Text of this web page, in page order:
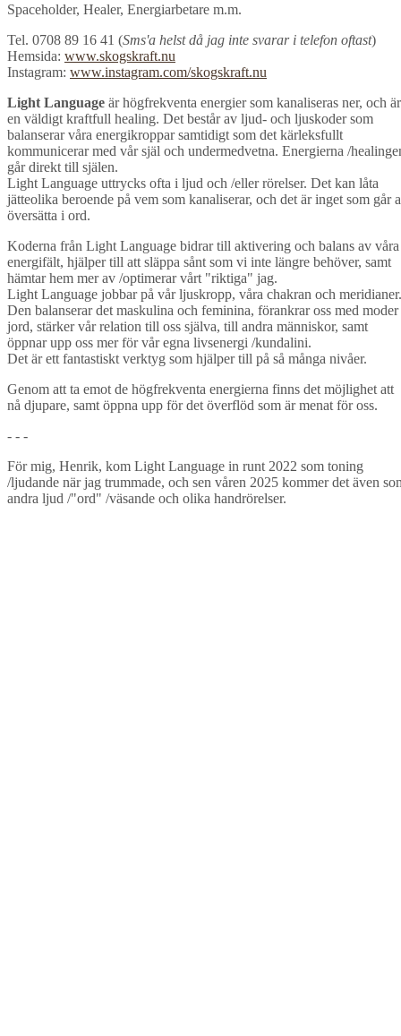
Spaceholder, Healer, Energiarbetare m.m.
Tel. 0708 89 16 41 (Sms'a helst då jag inte svarar i telefon oftast)
Hemsida: www.skogskraft.nu
Instagram: www.instagram.com/skogskraft.nu
Light Language är högfrekventa energier som kanaliseras ner, och är
en väldigt kraftfull healing. Det består av ljud- och ljuskoder som
balanserar våra energikroppar samtidigt som det kärleksfullt
kommunicerar med vår själ och undermedvetna. Energierna /
går direkt till själen.
Light Language uttrycks ofta i ljud och /eller rörelser. Det kan låta
jätteolika beroende på vem som kanaliserar, och det är inget som går
översätta i ord.
Koderna från Light Language bidrar till aktivering och balans av våra
energifält, hjälper till att släppa sånt som vi inte längre behöver, samt
hämtar hem mer av /optimerar vårt "riktiga" jag.
Light Language jobbar på vår ljuskropp, våra chakran och meridianer.
Den balanserar det maskulina och feminina, förankrar oss med moder
jord, stärker vår relation till oss själva, till andra människor, samt
öppnar upp oss mer för vår egna livsenergi /kundalini.
Det är ett fantastiskt verktyg som hjälper till på så många nivåer.
Genom att ta emot de högfrekventa energierna finns det möjlighet att
nå djupare, samt öppna upp för det överflöd som är menat för oss.
- - -
För mig, Henrik, kom Light Language in runt 2022 som toning
/ljudande när jag trummade, och sen våren 2025 kommer det även
andra ljud /"ord" /väsande och olika handrörelser.